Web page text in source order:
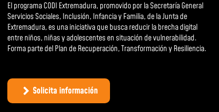
El programa CODI Extremadura, promovido por la Secretaría General
Servicios Sociales, Inclusión, Infancia y Familia, de la Junta de
Extremadura, es una iniciativa que busca reducir la brecha digital
entre niños, niñas y adolescentes en situación de vulnerabilidad.
Forma parte del Plan de Recuperación, Transformación y Resiliencia.
Solicita información